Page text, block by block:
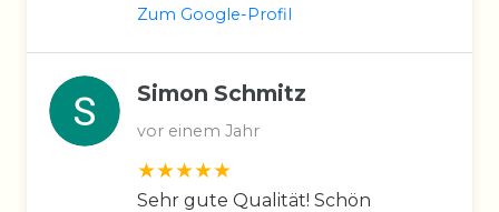
Zum Google-Profil
Simon Schmitz
vor einem Jahr
Sehr gute Qualität! Schön